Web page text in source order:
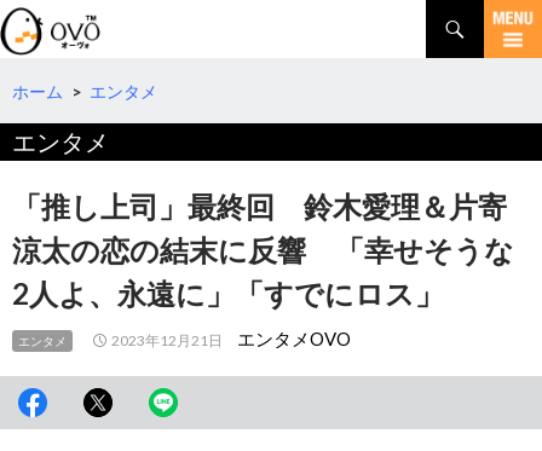
検
索
コ
テ
へ
ホーム > エンタメ
エンタメ
「推し上司」最終回 鈴木愛理＆片寄
涼太の恋の結末に反響 「幸せそうな
2人よ、永遠に」「すでにロス」
エンタメ 2023年12月21日 エンタメOVO